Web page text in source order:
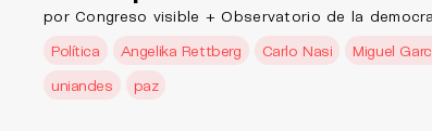
por Congreso visible + Observatorio de la
Política
Angelika Rettberg Carlo Nasi Miguel
uniandes
paz